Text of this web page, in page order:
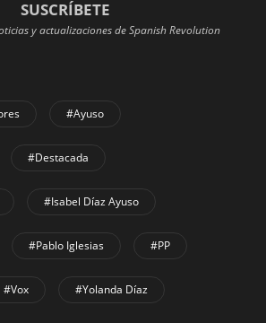
SUSCRÍBETE
y actualizaciones de Spanish Revolution
#Ayuso
#Destacada
#Isabel Díaz Ayuso
#Pablo Iglesias #PP
#Vox #Yolanda Díaz